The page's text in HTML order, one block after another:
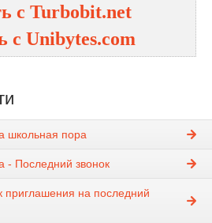
с Turbobit.net
с Unibytes.com
школьная пора
- Последний звонок
приглашения на последний